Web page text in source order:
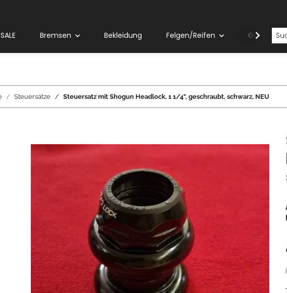
SALE Bremsen Bekleidung Felgen/Reifen Gabeln
Steuersätze Steuersatz mit Shogun Headlock, 1 1/4", geschraubt, schwarz, NEU